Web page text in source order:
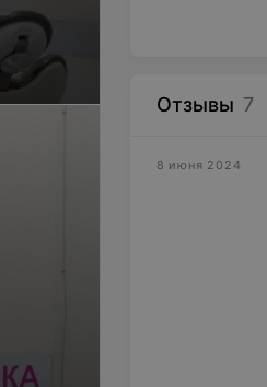
Отзывы 7
8 июня 2024